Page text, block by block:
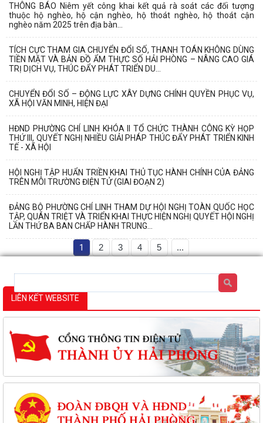
THÔNG BÁO Niêm yết công khai kết quả rà soát các đối tượng
thuộc hộ nghèo, hộ cận nghèo, hộ thoát nghèo, hộ thoát cận
nghèo năm 2025 trên địa bàn...
TÍCH CỰC THAM GIA CHUYỂN ĐỔI SỐ, THANH TOÁN KHÔNG DÙNG
TIỀN MẶT VÀ BẢN ĐỒ ẨM THỰC SỐ HẢI PHÒNG – NÂNG CAO GIÁ
TRỊ DỊCH VỤ, THÚC ĐẨY PHÁT TRIỂN DU...
CHUYỂN ĐỔI SỐ – ĐỘNG LỰC XÂY DỰNG CHÍNH QUYỀN PHỤC VỤ,
XÃ HỘI VĂN MINH, HIỆN ĐẠI
HĐND PHƯỜNG CHÍ LINH KHÓA II TỔ CHỨC THÀNH CÔNG KỲ HỌP
THỨ III, QUYẾT NGHỊ NHIỀU GIẢI PHÁP THÚC ĐẨY PHÁT TRIỂN KINH
TẾ - XÃ HỘI
HỘI NGHỊ TẬP HUẨN TRIỀN KHAI THỦ TỤC HÀNH CHÍNH CỦA ĐẢNG
TRÊN MÔI TRƯỜNG ĐIỆN TỬ (GIAI ĐOẠN 2)
ĐẢNG BỘ PHƯỜNG CHÍ LINH THAM DỰ HỘI NGHỊ TOÀN QUỐC HỌC
TẬP, QUÁN TRIỆT VÀ TRIỂN KHAI THỰC HIỆN NGHỊ QUYẾT HỘI NGHỊ
LẦN THỨ BA BAN CHẤP HÀNH TRUNG...
1 2 3 4 5 ...
LIÊN KẾT WEBSITE